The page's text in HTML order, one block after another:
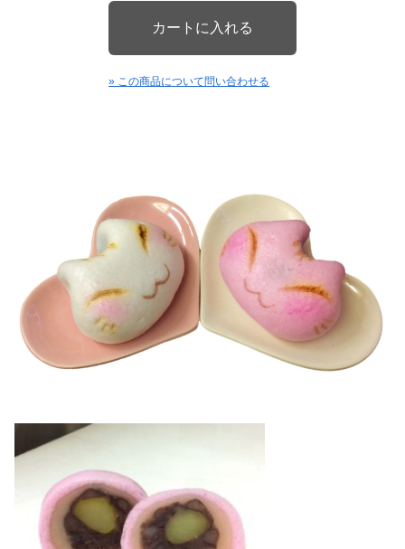
» この商品について問い合わせる